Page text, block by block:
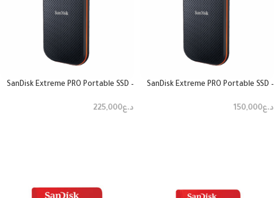
SanDisk Extreme PRO Portable SSD –
د.ع150,000
SanDisk Extreme PRO Portable SSD –
د.ع225,000